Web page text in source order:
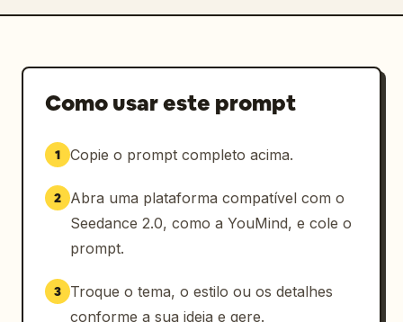
Como usar este prompt
1 Copie o prompt completo acima.
2
Abra uma plataforma compatível com o
Seedance 2.0, como a YouMind, e cole o
prompt.
3
Troque o tema, o estilo ou os detalhes
conforme a sua ideia e gere.